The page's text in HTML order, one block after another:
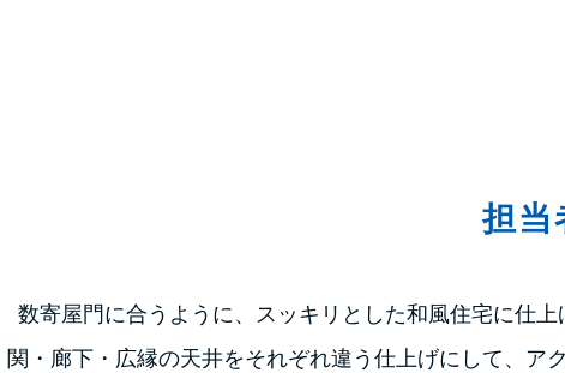
担当
数寄屋門に合うように、スッキリとした和風住宅に仕
関・廊下・広縁の天井をそれぞれ違う仕上げにして、ア